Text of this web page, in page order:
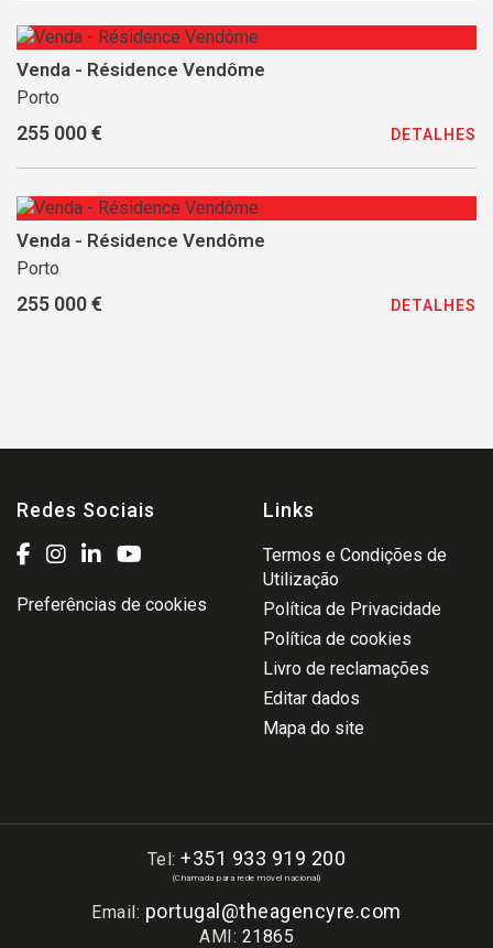
Venda - Résidence Vendôme
Porto
255 000 € DETALHES
Venda - Résidence Vendôme
Porto
255 000 € DETALHES
Redes Sociais
Preferências de cookies
Links
Termos e Condições de
Utilização
Política de Privacidade
Política de cookies
Livro de reclamações
Editar dados
Mapa do site
Tel:+351 933 919 200
(Chamada para rede móvel nacional)
Email: portugal@theagencyre.com
AMI: 21865